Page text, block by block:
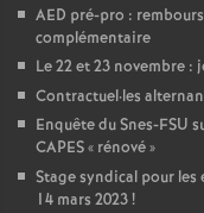
AED pré-pro :
complémentaire
Le 22 et 23 novembre
Contractuel·les
Enquête du Snes-FSU
CAPES« rénové»
Stage syndical pour
14 mars 2023!